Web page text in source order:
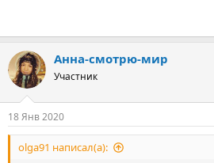
Анна-смотрю-мир
Участник
18 Янв 2020
olga91 написал(а):